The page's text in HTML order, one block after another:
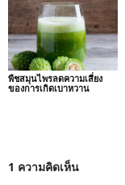
พืชสมุนไพรลดความเสี่ยง
ของการเกิดเบาหวาน
1 ความคิดเห็น